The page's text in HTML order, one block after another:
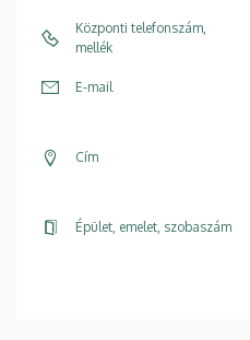
Központi telefonszám,
mellék
E-mail
Cím
Épület, emelet, szobaszám